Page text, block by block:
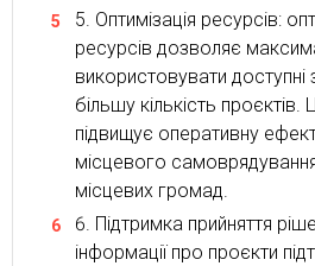
Оптимізація ресурсів:
ресурсів дозволяє
використовувати доступні
більшу кількість
підвищує оперативну
місцевого
місцевих громад.
Підтримка прийняття
інформації про проєкти